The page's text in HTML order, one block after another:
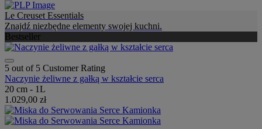
Le Creuset Essentials
Znajdź niezbędne elementy swojej kuchni.
Bestseller
5 out of 5 Customer Rating
Naczynie żeliwne z gałką w kształcie serca
20 cm - 1L
1.029,00 zł